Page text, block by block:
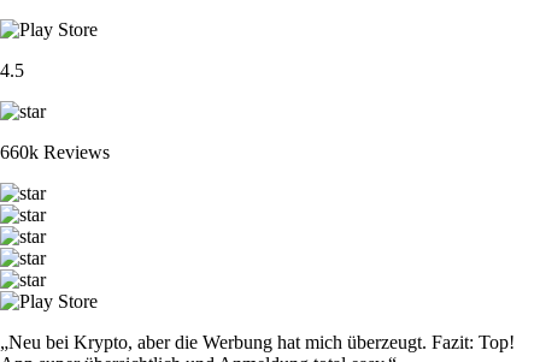
4.5
660k Reviews
„Neu bei Krypto, aber die Werbung hat mich überzeugt. Fazit: Top!